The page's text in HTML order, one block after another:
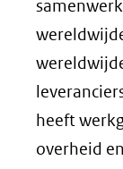
heeft
overheid